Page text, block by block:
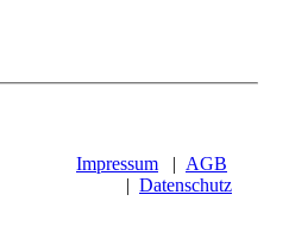
Impressum | AGB
| Datenschutz